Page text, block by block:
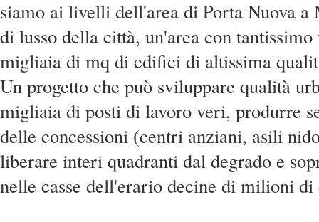
siamo ai livelli dell'area di Porta Nuova a
di lusso della città, un'area con
migliaia di mq di edifici di altissima
Un progetto che può sviluppare qualità
migliaia di posti di lavoro veri, produrre
delle concessioni (centri anziani, asili
liberare interi quadranti dal degrado e
nelle casse dell'erario decine di milioni